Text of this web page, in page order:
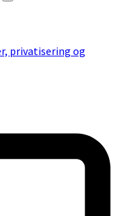
privatisering og